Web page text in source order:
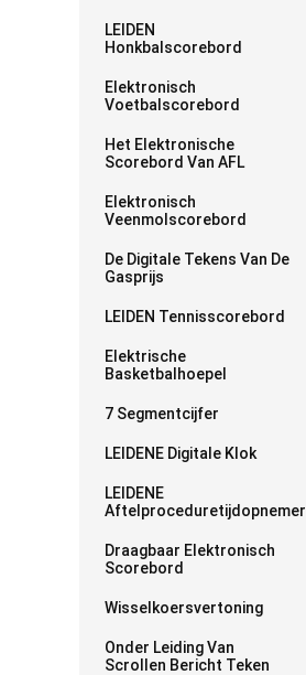
LEIDEN
Honkbalscorebord
Elektronisch
Voetbalscorebord
Het Elektronische
Scorebord Van AFL
Elektronisch
Veenmolscorebord
De Digitale Tekens Van De
Gasprijs
LEIDEN Tennisscorebord
Elektrische
Basketbalhoepel
7 Segmentcijfer
LEIDENE Digitale Klok
LEIDENE
Aftelproceduretijdopnemer
Draagbaar Elektronisch
Scorebord
Wisselkoersvertoning
Onder Leiding Van
Scrollen Bericht Teken